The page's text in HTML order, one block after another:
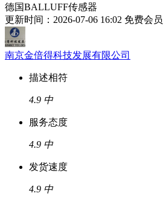
德国BALLUFF传感器
更新时间：2026-07-06 16:02 免费会员
南京金倍得科技发展有限公司
描述相符
4.9 中
服务态度
4.9 中
发货速度
4.9 中